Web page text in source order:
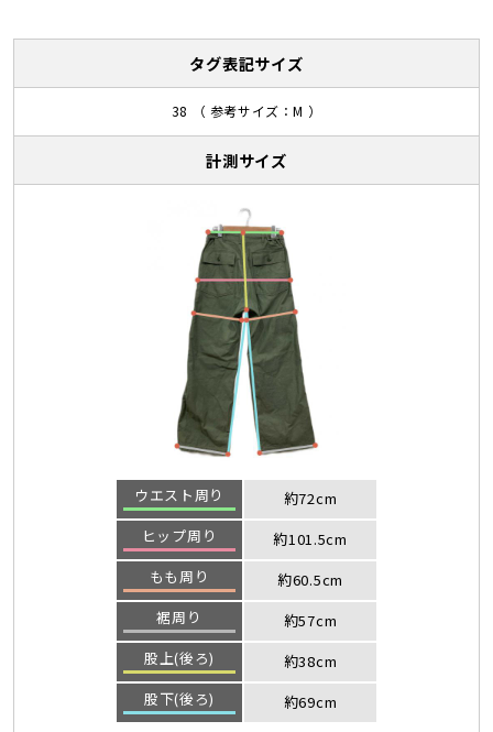
タグ表記サイズ
38 （ 参考サイズ：M ）
計測サイズ
ウエスト周り
約72cm
ヒップ周り
約101.5cm
もも周り
約60.5cm
裾周り
約57cm
股上(後ろ)
約38cm
股下(後ろ)
約69cm